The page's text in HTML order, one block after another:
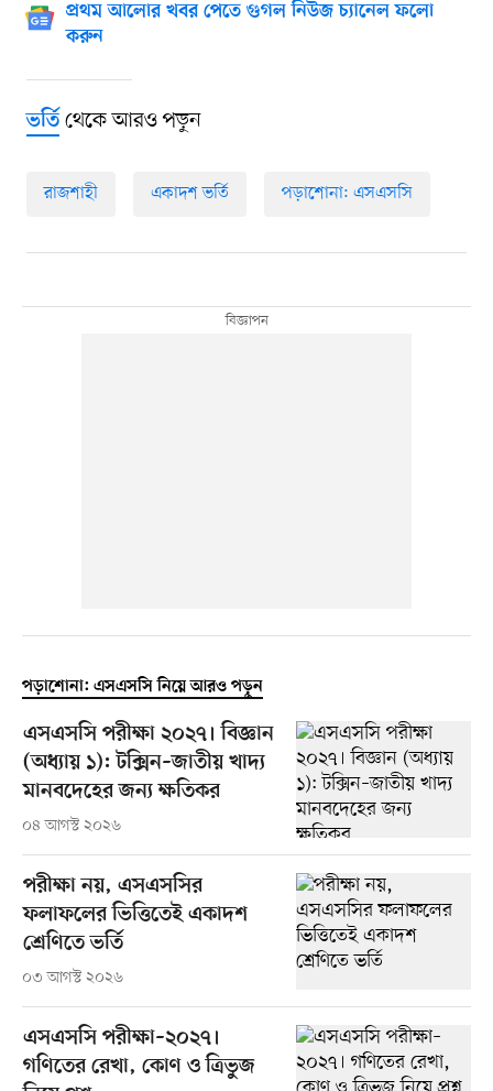
প্রথম আলোর খবর পেতে গুগল নিউজ চ্যানেল ফলো
করুন
ভর্তিথেকে আরও পড়ুন
রাজশাহী একাদশ ভর্তি পড়াশোনা: এসএসসি
পড়াশোনা: এসএসসি নিয়ে আরও পড়ুন
এসএসসি পরীক্ষা ২০২৭। বিজ্ঞান
(অধ্যায় ১): টক্সিন–জাতীয় খাদ্য
মানবদেহের জন্য ক্ষতিকর
০৪ আগস্ট ২০২৬
পরীক্ষা নয়, এসএসসির
ফলাফলের ভিত্তিতেই একাদশ
শ্রেণিতে ভর্তি
০৩ আগস্ট ২০২৬
এসএসসি পরীক্ষা–২০২৭।
গণিতের রেখা, কোণ ও ত্রিভুজ